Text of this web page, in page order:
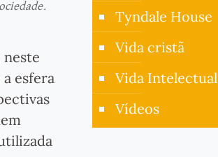
neste
esfera
Tyndale House
Vida cristã
Vida Intelectual
Vídeos